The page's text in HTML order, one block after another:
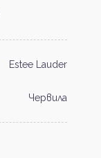
Estee Lauder
Червила